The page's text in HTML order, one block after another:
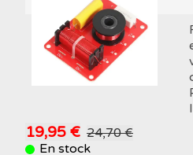
19,95 € 24,70 €
En stock